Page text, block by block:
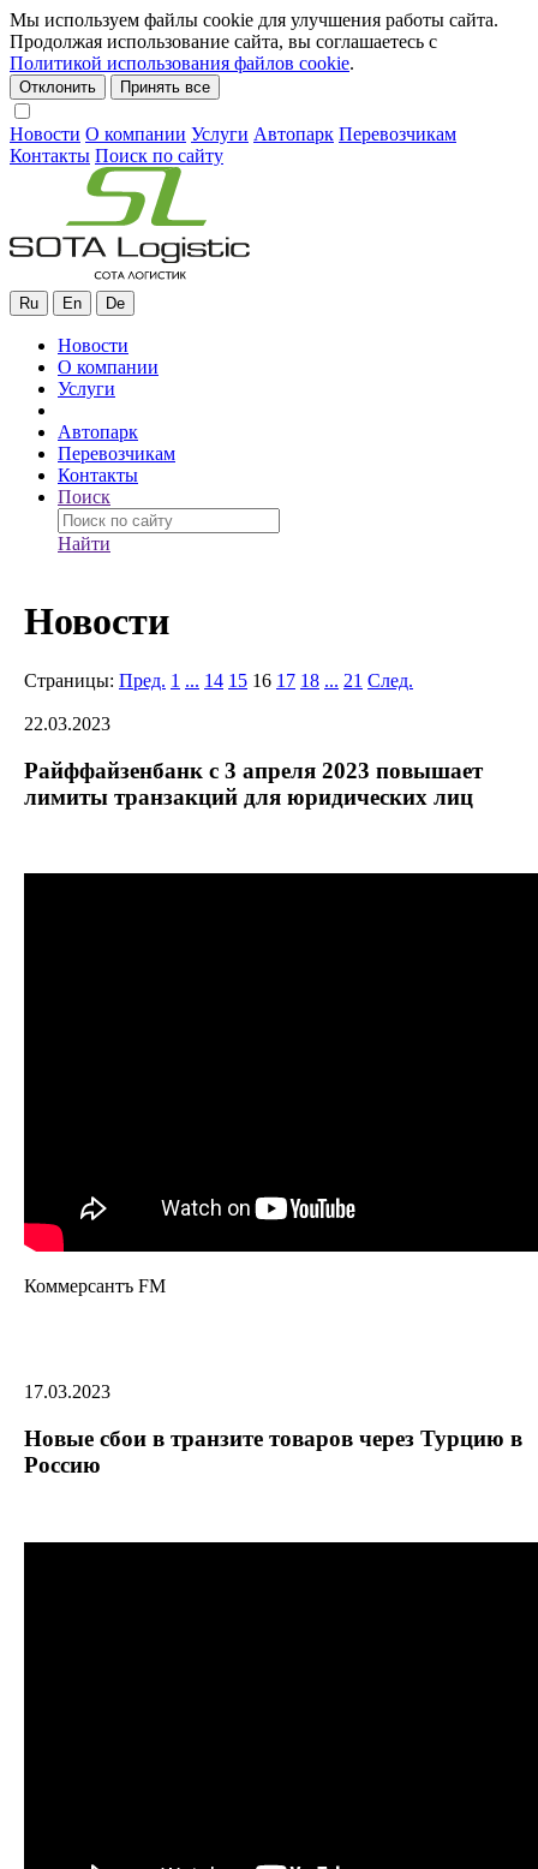
Мы используем файлы cookie для улучшения работы сайта.
Продолжая использование сайта, вы соглашаетесь с
Политикой использования файлов cookie.
Отклонить Принять все
Новости О компании Услуги Автопарк Перевозчикам
Контакты Поиск по сайту
Ru En De
Новости
О компании
Услуги
Автопарк
Перевозчикам
Контакты
Поиск
Найти
Новости
Страницы: Пред. 1 ... 14 15 16 17 18 ... 21 След.
22.03.2023
Райффайзенбанк с 3 апреля 2023 повышает
лимиты транзакций для юридических лиц
Коммерсантъ FM
17.03.2023
Новые сбои в транзите товаров через Турцию в
Россию